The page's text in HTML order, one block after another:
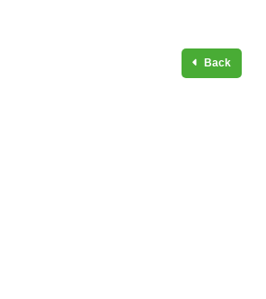
Back